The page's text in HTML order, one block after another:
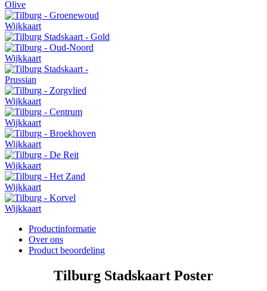
Productinformatie
Over ons
Product beoordeling
Tilburg Stadskaart Poster